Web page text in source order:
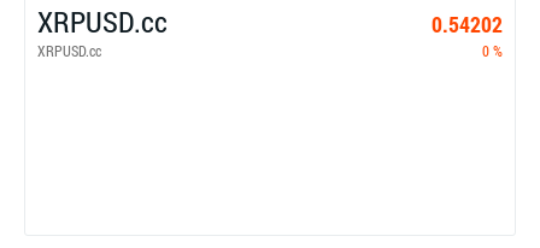
XRPUSD.cc 0.54202
XRPUSD.cc 0 %